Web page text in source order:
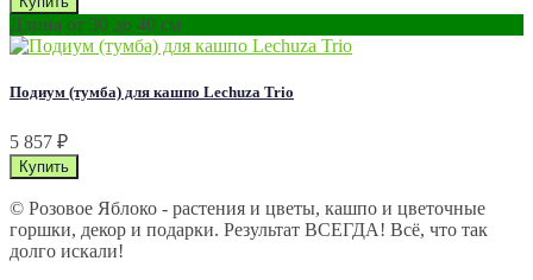
Длина от 30 до 40 см
Подиум (тумба) для кашпо Lechuza Trio
5 857 ₽
© Розовое Яблоко - растения и цветы, кашпо и цветочные
горшки, декор и подарки. Результат ВСЕГДА! Всё, что так
долго искали!